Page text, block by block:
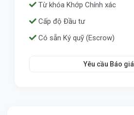
Từ khóa Khớp Chính xác
Cấp độ Đầu tư
Có sẵn Ký quỹ (Escrow)
Yêu cầu Báo giá